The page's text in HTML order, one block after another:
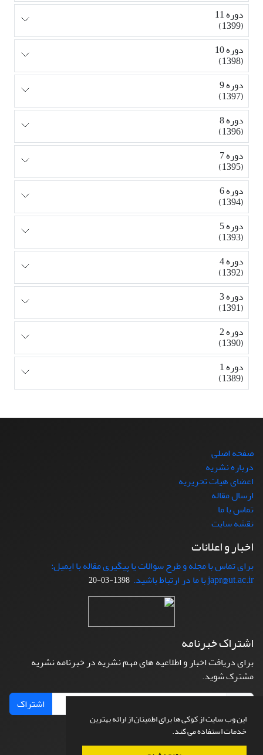
این وب سایت از کوکی ها برای اطمینان از ارائه بهترین
خدمات استفاده می کند.
دوره 11
(1399)
دوره 10
(1398)
دوره 9
(1397)
دوره 8
(1396)
دوره 7
(1395)
دوره 6
(1394)
دوره 5
(1393)
دوره 4
(1392)
دوره 3
(1391)
دوره 2
(1390)
دوره 1
(1389)
صفحه اصلی
درباره نشریه
اعضای هیات تحریریه
ارسال مقاله
تماس با ما
نقشه سایت
اخبار و اعلانات
برای تماس با مجله و طرح سوالات یا پیگیری مقاله با ایمیل:
japr@ut.ac.ir با ما در ارتباط باشید.
1398-03-20
اشتراک خبرنامه
برای دریافت اخبار و اطلاعیه های مهم نشریه در خبرنامه نشریه
مشترک شوید.
اشتراک